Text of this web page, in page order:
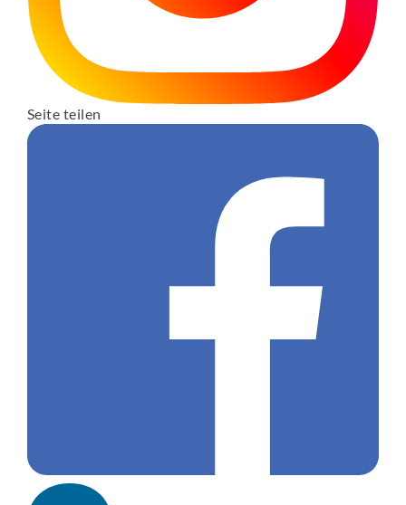
Seite teilen